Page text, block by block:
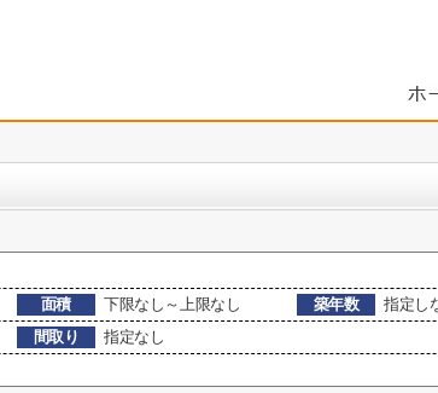
面積 下限なし～上限なし 築年数
指定し
間取り
指定なし